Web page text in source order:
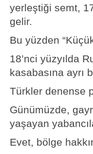
yerleştiği semt,
gelir.
Bu yüzden
18’nci yüzyılda
kasabasına ayrı
Türkler denense
Günümüzde,
yaşayan
Evet, bölge